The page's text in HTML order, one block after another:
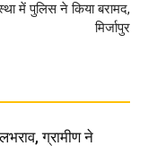
में पुलिस ने किया बरामद,
मिर्जापुर
ग्रामीण ने